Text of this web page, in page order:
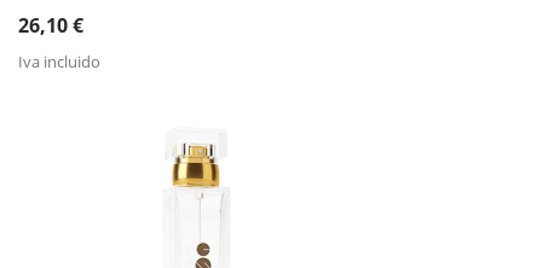
26,10€
Iva incluido